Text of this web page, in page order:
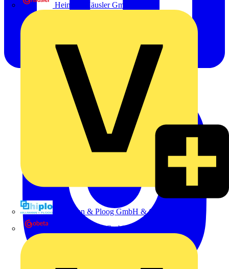
Heinrich Häusler GmbH
Hillmann & Ploog GmbH & Co. KG
Oskar Böttcher GmbH & Co. KG